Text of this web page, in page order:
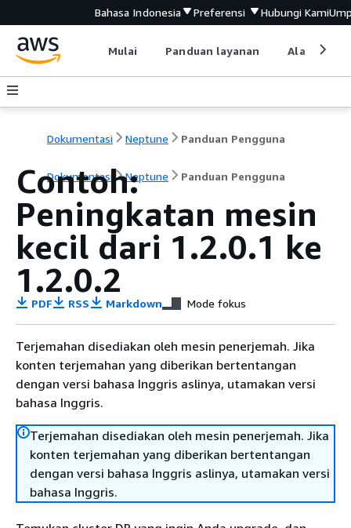
Bahasa Indonesia Preferensi Hubungi Kami
Mulai Panduan layanan Alat
Dokumentasi Neptune Panduan Pengguna
Dokumentasi Neptune Panduan Pengguna
Contoh:
Peningkatan mesin
kecil dari 1.2.0.1 ke
1.2.0.2
PDF RSS Markdown Mode fokus
Terjemahan disediakan oleh mesin penerjemah. Jika
konten terjemahan yang diberikan bertentangan
dengan versi bahasa Inggris aslinya, utamakan versi
bahasa Inggris.
Terjemahan disediakan oleh mesin penerjemah. Jika
konten terjemahan yang diberikan bertentangan
dengan versi bahasa Inggris aslinya, utamakan versi
bahasa Inggris.